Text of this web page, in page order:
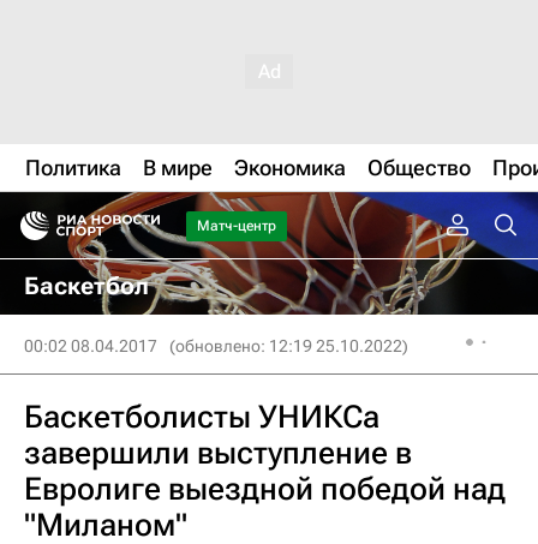
Политика В мире Экономика Общество
Матч-центр
Баскетбол
00:02 08.04.2017 (обновлено: 12:19 25.10.2022)
Баскетболисты УНИКСа
завершили выступление в
Евролиге выездной победой над
"Миланом"